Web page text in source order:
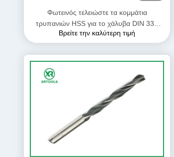
Φωτεινός τελειώστε τα κομμάτια
τρυπανιών HSS για το χάλυβα DIN 338
ευθέα κομμάτια τρυπανιών συστροφής
κνημών αριστερά
Βρείτε την καλύτερη τιμή